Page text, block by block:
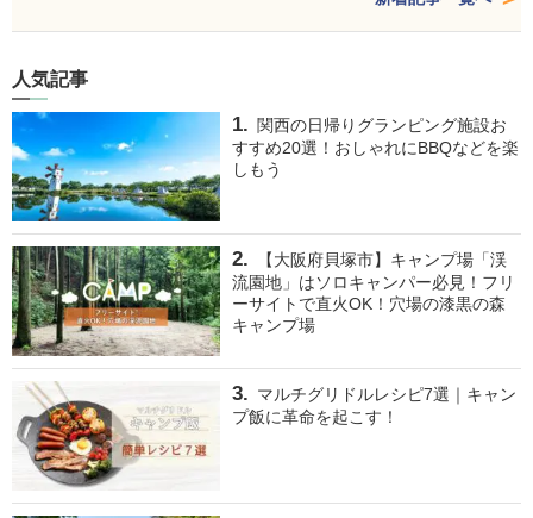
人気記事
関西の日帰りグランピング施設お
すすめ20選！おしゃれにBBQなどを楽
しもう
【大阪府貝塚市】キャンプ場「渓
流園地」はソロキャンパー必見！フリ
ーサイトで直火OK！穴場の漆黒の森
キャンプ場
マルチグリドルレシピ7選｜キャン
プ飯に革命を起こす！